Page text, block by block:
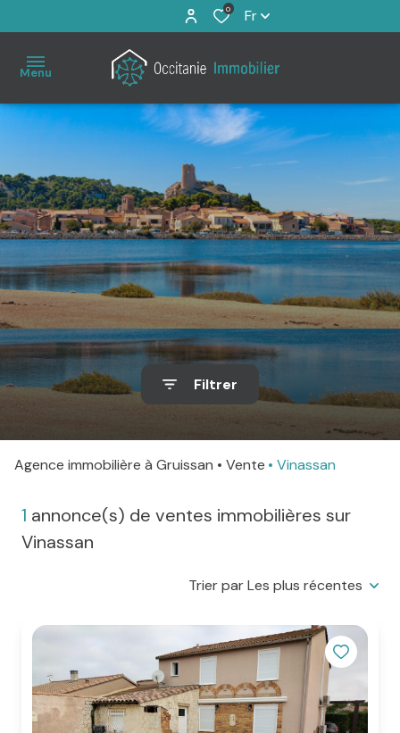
0 Fr
Menu
Accueil
À
vendre
Immo
Pro
Estimation
Notre
Contact
Filtrer
Agence immobilière à Gruissan Vente Vinassan
1 annonce(s) de ventes immobilières sur
Vinassan
Trier par Les plus récentes